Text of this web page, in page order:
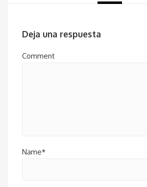
Deja una respuesta
Comment
Name*